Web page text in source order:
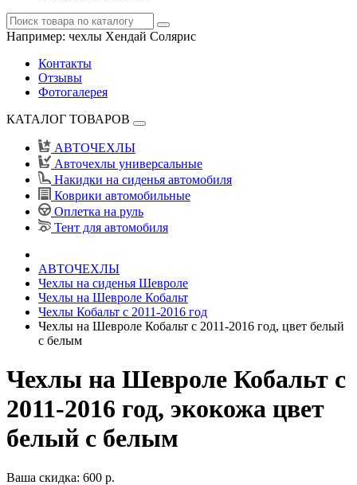
Например: чехлы Хендай Солярис
Контакты
Отзывы
Фотогалерея
КАТАЛОГ ТОВАРОВ
АВТОЧЕХЛЫ
Авточехлы универсальные
Накидки на сиденья автомобиля
Коврики автомобильные
Оплетка на руль
Тент для автомобиля
АВТОЧЕХЛЫ
Чехлы на сиденья Шевроле
Чехлы на Шевроле Кобальт
Чехлы Кобальт с 2011-2016 год
Чехлы на Шевроле Кобальт с 2011-2016 год, цвет белый
с белым
Чехлы на Шевроле Кобальт с
2011-2016 год, экокожа цвет
белый с белым
Ваша скидка: 600 р.